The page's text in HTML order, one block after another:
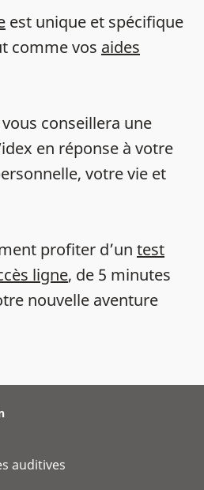
est unique et spécifique
comme vos aides
conseillera une
en réponse à votre
votre vie et
profiter d’un test
ligne, de 5 minutes
nouvelle aventure
auditives